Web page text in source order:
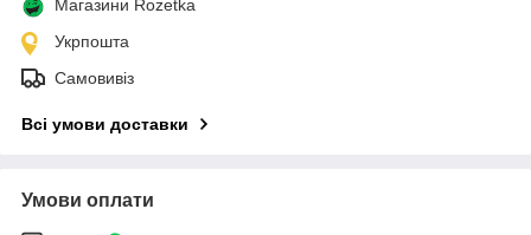
Магазини Rozetka
Укрпошта
Самовивіз
Всі умови доставки
Умови оплати